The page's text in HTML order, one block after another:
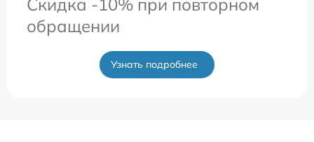
обращении
Узнать подробнее